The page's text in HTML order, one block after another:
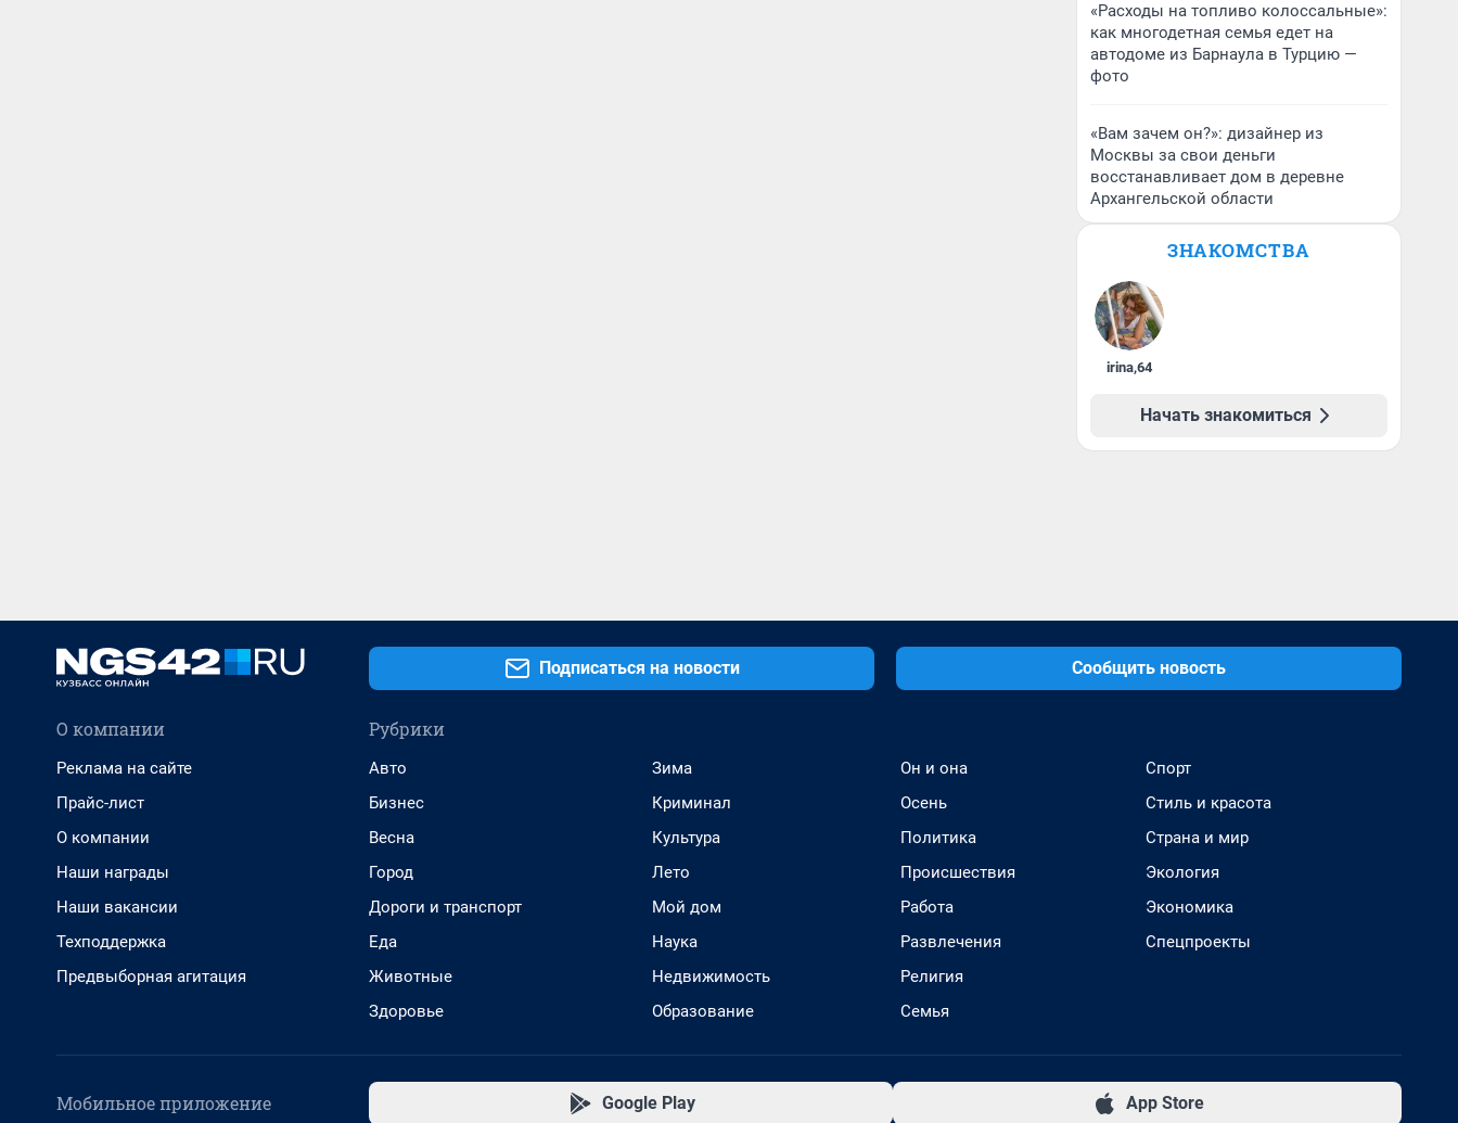
«Расходы на топливо колоссальные»:
как многодетная семья едет на
автодоме из Барнаула в Турцию —
фото
«Вам зачем он?»: дизайнер из
Москвы за свои деньги
восстанавливает дом в деревне
Архангельской области
ЗНАКОМСТВА
irina,64
Начать знакомиться
Подписаться на новости Сообщить новость
О компании
Реклама на сайте
Прайс-лист
О компании
Наши награды
Наши вакансии
Техподдержка
Предвыборная агитация
Рубрики
Авто
Бизнес
Весна
Город
Дороги и транспорт
Еда
Животные
Здоровье
Зима
Криминал
Культура
Лето
Мой дом
Наука
Недвижимость
Образование
Он и она
Осень
Политика
Происшествия
Работа
Развлечения
Религия
Семья
Спорт
Стиль и красота
Страна и мир
Экология
Экономика
Спецпроекты
Мобильное приложение Google Play App Store